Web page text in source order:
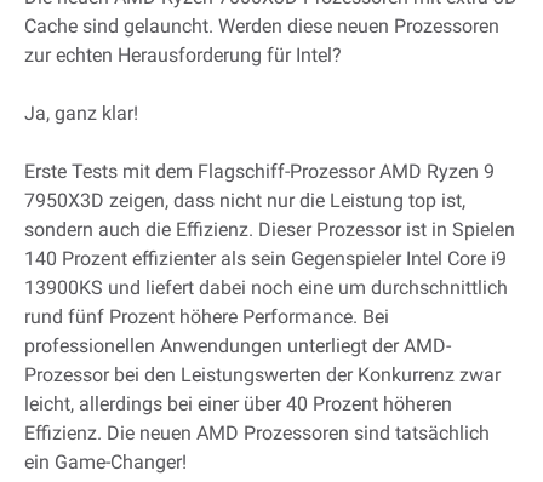
Cache sind gelauncht. Werden diese neuen Prozessoren
zur echten Herausforderung für Intel?
Ja, ganz klar!
Erste Tests mit dem Flagschiff-Prozessor AMD Ryzen 9
7950X3D zeigen, dass nicht nur die Leistung top ist,
sondern auch die Effizienz. Dieser Prozessor ist in Spielen
140 Prozent effizienter als sein Gegenspieler Intel Core i9
13900KS und liefert dabei noch eine um durchschnittlich
rund fünf Prozent höhere Performance. Bei
professionellen Anwendungen unterliegt der AMD-
Prozessor bei den Leistungswerten der Konkurrenz zwar
leicht, allerdings bei einer über 40 Prozent höheren
Effizienz. Die neuen AMD Prozessoren sind tatsächlich
ein Game-Changer!